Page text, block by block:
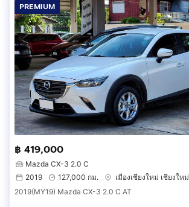
PREMIUM
฿ 419,000
Mazda CX-3 2.0 C
2019
127,000 กม.
เมืองเชียงใหม่ เชียงใหม่
2019(MY19) Mazda CX-3 2.0 C AT